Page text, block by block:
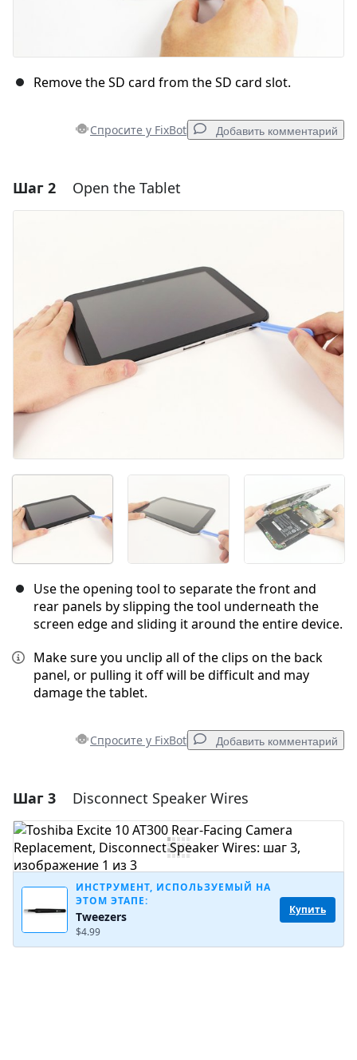
Remove the SD card from the SD card slot.
Спросите у FixBot Добавить комментарий
Добавить комментарий
Оставить комментарий
Шаг 2 Open the Tablet
Use the opening tool to separate the front and
rear panels by slipping the tool underneath the
screen edge and sliding it around the entire device.
Make sure you unclip all of the clips on the back
panel, or pulling it off will be difficult and may
damage the tablet.
Спросите у FixBot Добавить комментарий
Добавить комментарий
Добавить комментарий
Отмена Оставить комментарий
Шаг 3 Disconnect Speaker Wires
ИНСТРУМЕНТ, ИСПОЛЬЗУЕМЫЙ НА
ЭТОМ ЭТАПЕ:
Tweezers
$4.99
Купить